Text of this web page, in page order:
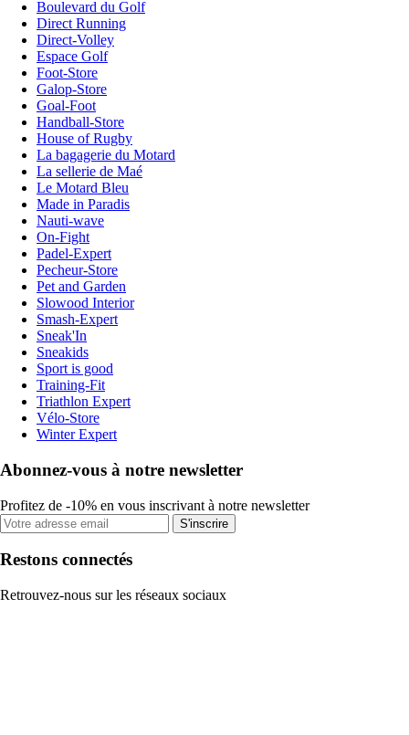
Boulevard du Golf
Direct Running
Direct-Volley
Espace Golf
Foot-Store
Galop-Store
Goal-Foot
Handball-Store
House of Rugby
La bagagerie du Motard
La sellerie de Maé
Le Motard Bleu
Made in Paradis
Nauti-wave
On-Fight
Padel-Expert
Pecheur-Store
Pet and Garden
Slowood Interior
Smash-Expert
Sneak'In
Sneakids
Sport is good
Training-Fit
Triathlon Expert
Vélo-Store
Winter Expert
Abonnez-vous à notre newsletter
Profitez de -10% en vous inscrivant à notre newsletter
S'inscrire
Restons connectés
Retrouvez-nous sur les réseaux sociaux